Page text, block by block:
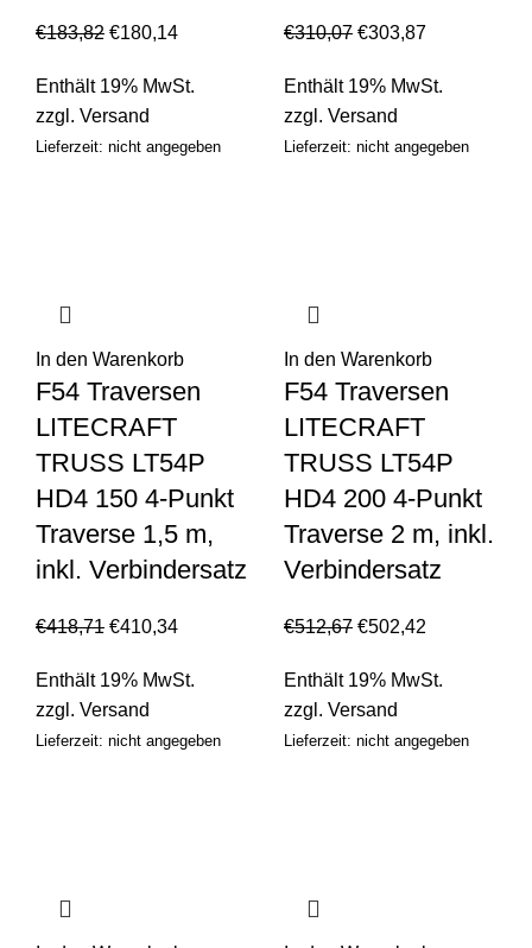
€183,82 €180,14
Enthält 19% MwSt.
zzgl. Versand
Lieferzeit: nicht angegeben
€310,07 €303,87
Enthält 19% MwSt.
zzgl. Versand
Lieferzeit: nicht angegeben
In den Warenkorb
F54 Traversen
LITECRAFT
TRUSS LT54P
HD4 150 4-Punkt
Traverse 1,5 m,
inkl. Verbindersatz
€418,71 €410,34
Enthält 19% MwSt.
zzgl. Versand
Lieferzeit: nicht angegeben
In den Warenkorb
F54 Traversen
LITECRAFT
TRUSS LT54P
HD4 200 4-Punkt
Traverse 2 m, inkl.
Verbindersatz
€512,67 €502,42
Enthält 19% MwSt.
zzgl. Versand
Lieferzeit: nicht angegeben